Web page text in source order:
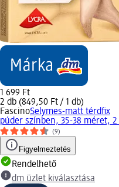
1 699 Ft
2 db (849,50 Ft / 1 db)
FascinoSelymes-matt térdfix
púder színben, 35-38 méret, 2
(9)
Figyelmeztetés
Rendelhető
dm üzlet kiválasztása